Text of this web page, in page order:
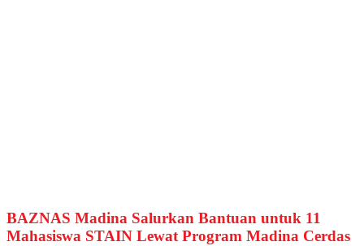
BAZNAS Madina Salurkan Bantuan untuk 11
Mahasiswa STAIN Lewat Program Madina Cerdas